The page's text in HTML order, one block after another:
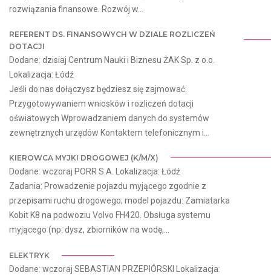
rozwiązania finansowe. Rozwój w...
REFERENT DS. FINANSOWYCH W DZIALE ROZLICZEŃ
DOTACJI
Dodane: dzisiaj Centrum Nauki i Biznesu ŻAK Sp. z o.o.
Lokalizacja: Łódź
Jeśli do nas dołączysz będziesz się zajmować:
Przygotowywaniem wniosków i rozliczeń dotacji
oświatowych Wprowadzaniem danych do systemów
zewnętrznych urzędów Kontaktem telefonicznym i...
KIEROWCA MYJKI DROGOWEJ (K/M/X)
Dodane: wczoraj PORR S.A. Lokalizacja: Łódź
Zadania: Prowadzenie pojazdu myjącego zgodnie z
przepisami ruchu drogowego; model pojazdu: Zamiatarka
Kobit K8 na podwoziu Volvo FH420. Obsługa systemu
myjącego (np. dysz, zbiorników na wodę,...
ELEKTRYK
Dodane: wczoraj SEBASTIAN PRZEPIÓRSKI Lokalizacja: